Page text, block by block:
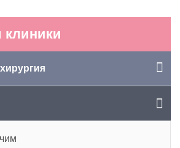
клиники